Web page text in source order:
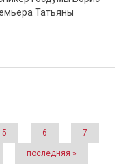
Татьяны
5 6 7
последняя »